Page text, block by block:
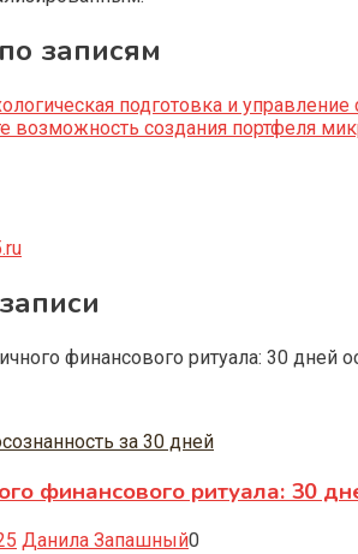
записям
подготовка и
возможность создания портфеля
за 30 дней
финансового ритуала: 30
Данила Запашный0